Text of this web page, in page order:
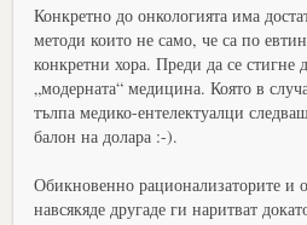
Конкретно до онкологията има
методи които не само, че са по
конкретни хора. Преди да се стигне
„модерната“ медицина. Която в
тълпа медико-ентелектуалци
балон на долара :-).
Обикновенно рационализаторите и
навсякяде другаде ги наритват